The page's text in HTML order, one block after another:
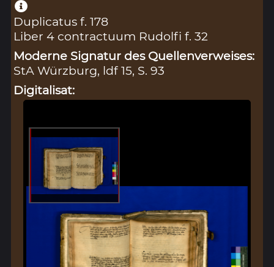
Duplicatus f. 178
Liber 4 contractuum Rudolfi f. 32
Moderne Signatur des Quellenverweises:
StA Würzburg, ldf 15, S. 93
Digitalisat: